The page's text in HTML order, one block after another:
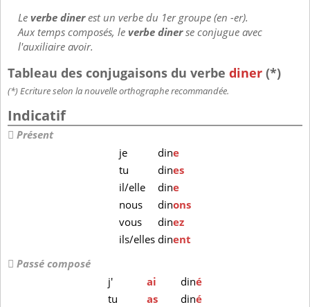
Leverbe dinerest un verbe du 1er groupe (en -er).
Aux temps composés, leverbe dinerse conjugue avec
l'auxiliaire avoir.
Tableau des conjugaisons du verbe diner (*)
(*) Ecriture selon la nouvelle orthographe recommandée.
Indicatif
Présent
je
dine
tu
dines
il/elle
dine
nous
dinons
vous
dinez
ils/ellesdinent
Passé composé
j'
ai diné
tu
as diné